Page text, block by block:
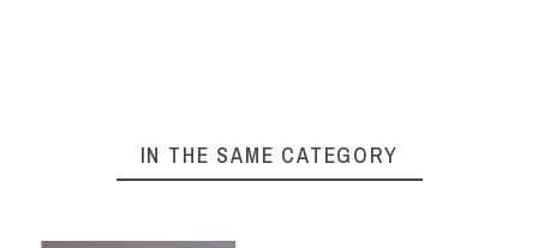
IN THE SAME CATEGORY